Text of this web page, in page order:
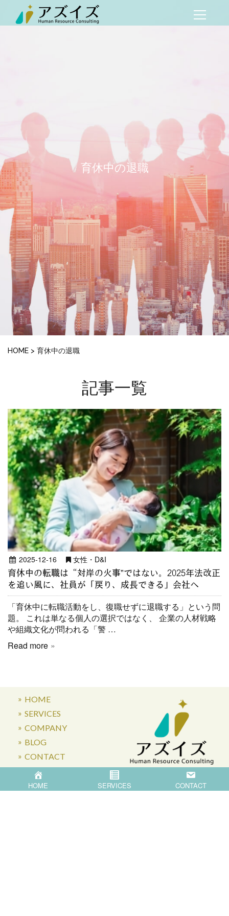
育休中の退職
HOME > 育休中の退職
記事一覧
2025-12-16 女性・D&I
育休中の転職は“対岸の火事”ではない。2025年法改正
を追い風に、社員が「戻り、成長できる」会社へ
「育休中に転職活動をし、復職せずに退職する」という問
題。 これは単なる個人の選択ではなく、 企業の人材戦略
や組織文化が問われる「警 …
Read more
HOME
SERVICES
COMPANY
BLOG
CONTACT
〒871-0007 大分県中津市蛎瀬770
HOME SERVICES CONTACT